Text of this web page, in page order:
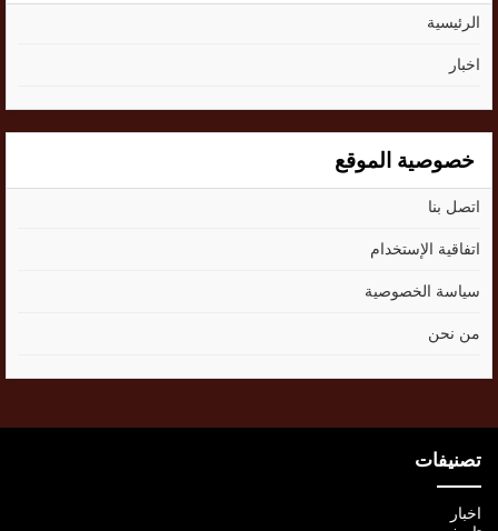
الرئيسية
اخبار
خصوصية الموقع
اتصل بنا
اتفاقية الإستخدام
سياسة الخصوصية
من نحن
تصنيفات
اخبار